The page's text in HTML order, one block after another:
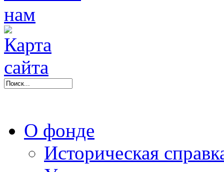
О фонде
Историческая